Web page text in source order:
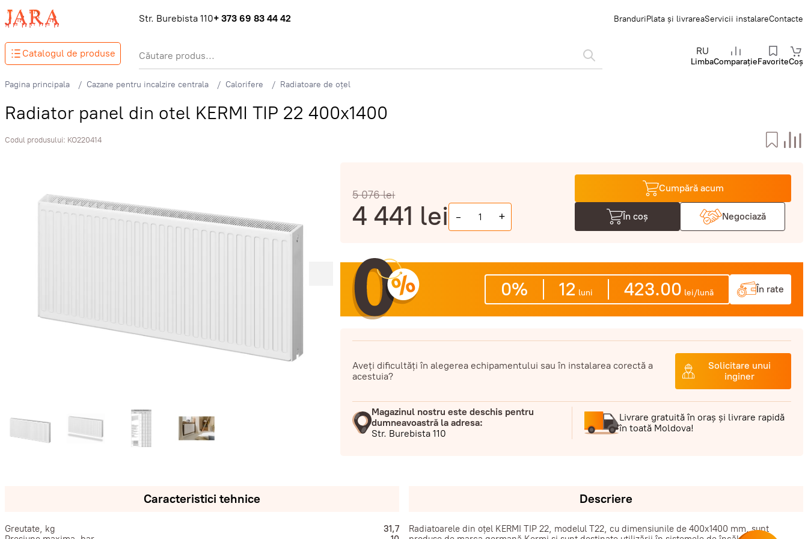
Str. Burebista 110+ 373 69 83 44 42 BranduriPlata și livrareaServicii instalareContacte
Catalogul de produse RU
LimbaComparațieFavoriteCoș
Pagina principala Cazane pentru incalzire centrala Calorifere Radiatoare de oțel
Radiator panel din otel KERMI TIP 22 400x1400
Codul produsului: KO220414
5 076lei
4 441 lei - +
Cumpără acum
În coș Negociază
0% 12 luni 423.00 lei/lună În rate
Aveți dificultăți în alegerea echipamentului sau în instalarea corectă a
acestuia?
Solicitare unui
inginer
Magazinul nostru este deschis pentru
dumneavoastră la adresa:
Str. Burebista 110
Livrare gratuită în oraș și livrare rapidă
în toată Moldova!
Caracteristici tehnice
Greutate, kg
31,7
Descriere
Radiatoarele din oțel KERMI TIP 22, modelul T22, cu dimensiunile de 400x1400 mm, sunt